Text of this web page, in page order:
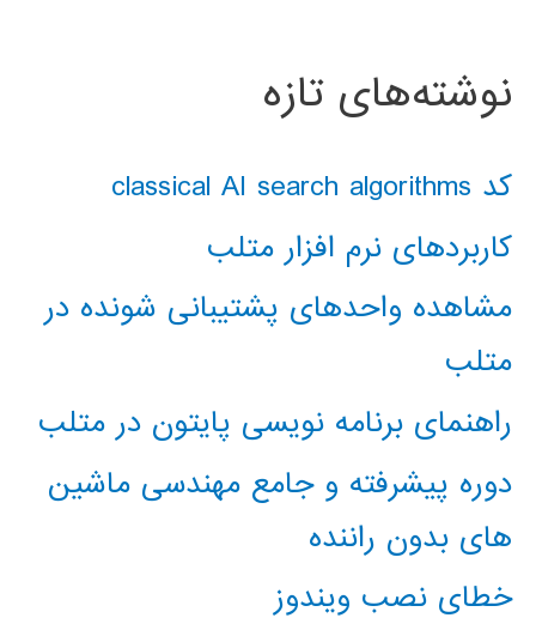
نوشته‌های تازه
کد classical AI search algorithms
کاربردهای نرم افزار متلب
مشاهده واحدهای پشتیبانی شونده در
متلب
راهنمای برنامه نویسی پایتون در متلب
دوره پیشرفته و جامع مهندسی ماشین
های بدون راننده
خطای نصب ویندوز